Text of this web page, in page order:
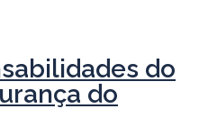
do
do